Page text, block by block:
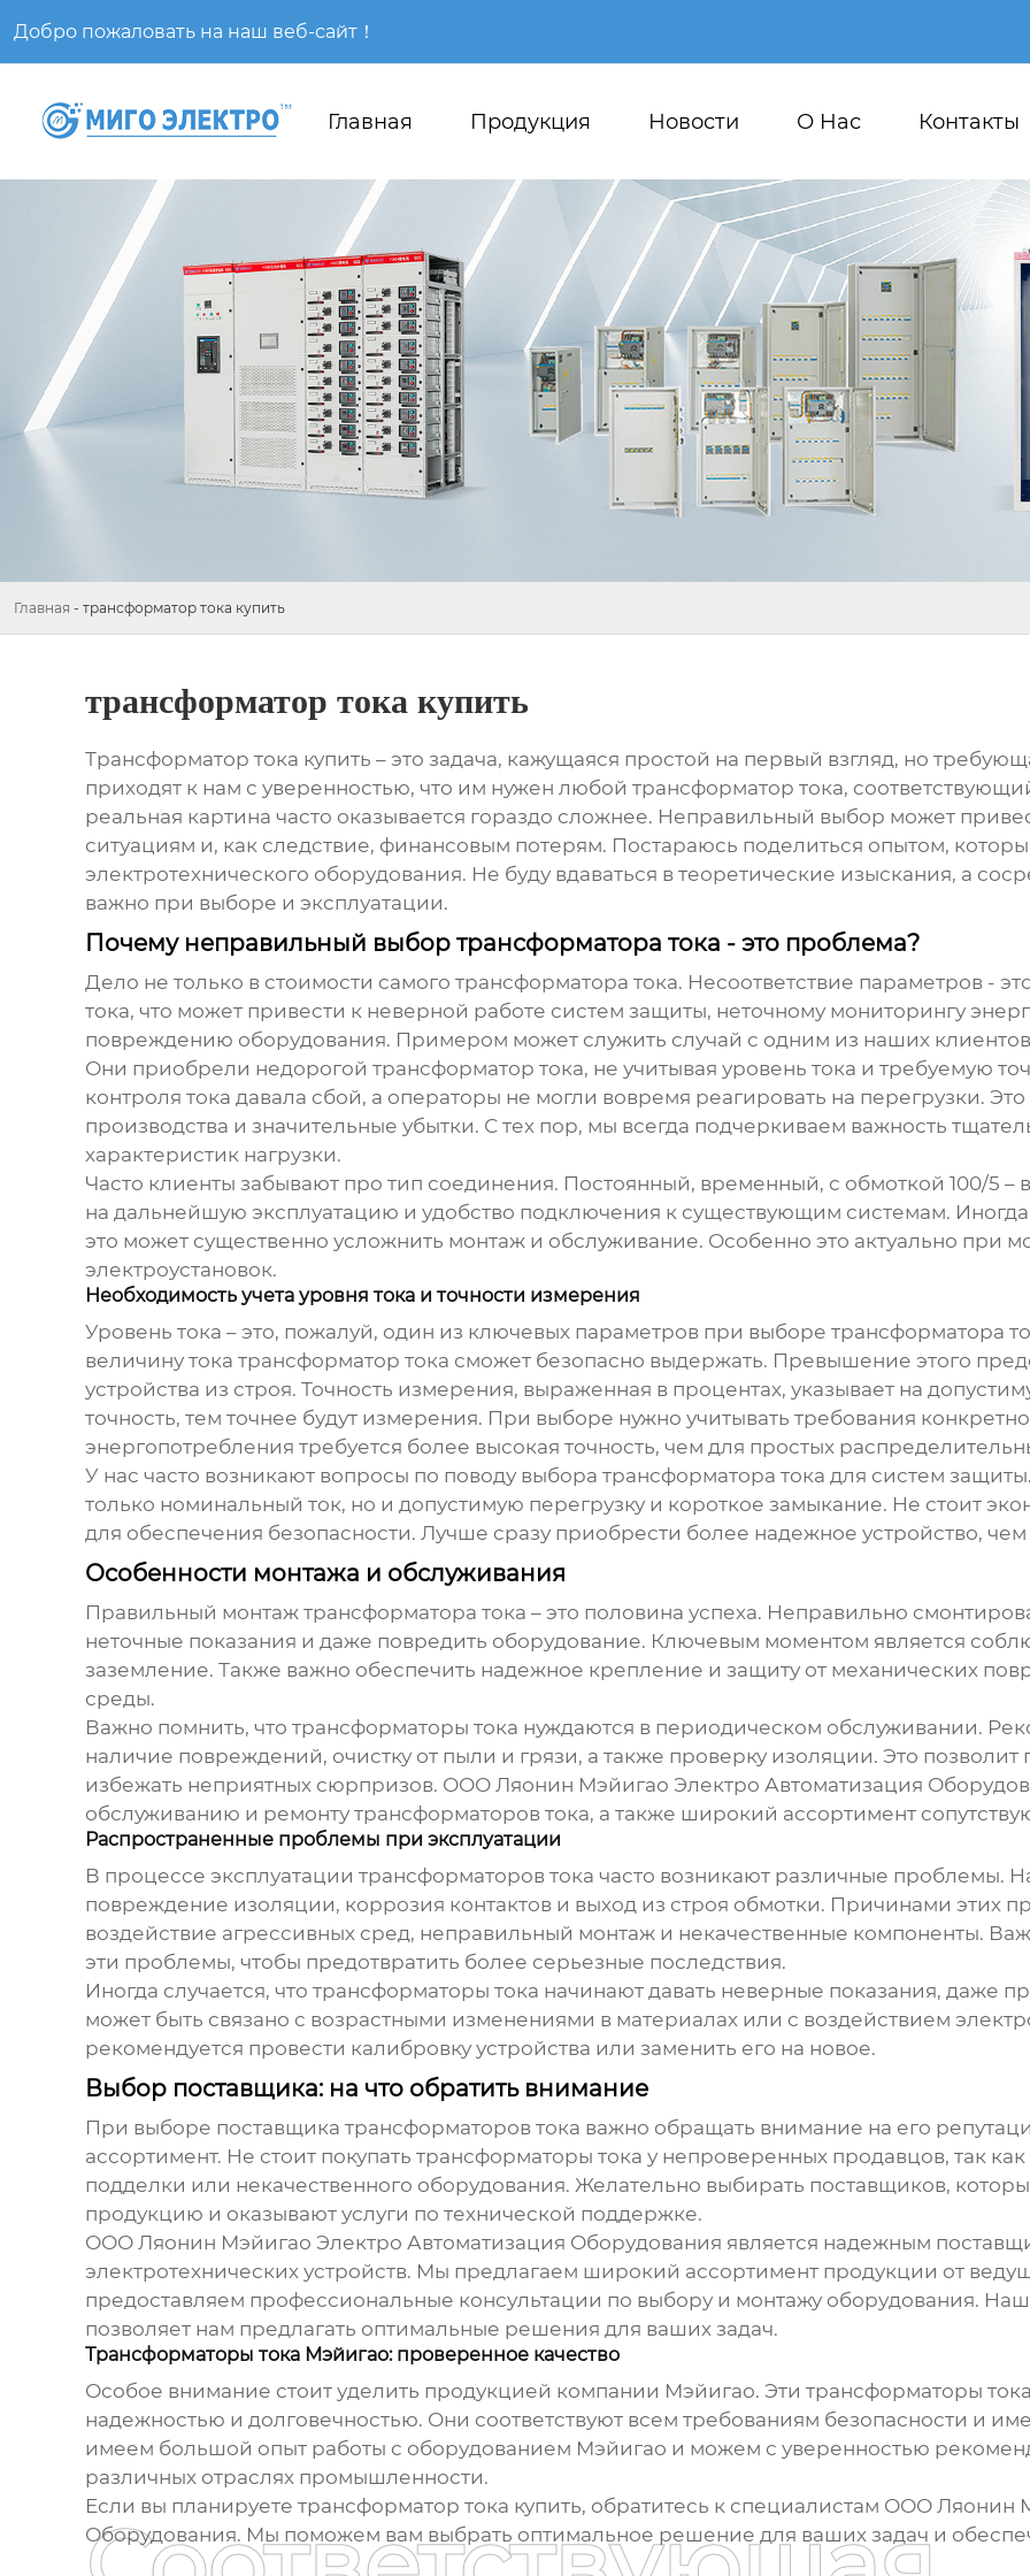
Добро пожаловать на наш веб-сайт！
Главная Продукция Новости О Hас Контакты
Главная - трансформатор тока купить
трансформатор тока купить
Трансформатор тока купить – это задача, кажущаяся простой на первый взгляд, но
приходят к нам с уверенностью, что им нужен любой трансформатор тока,
реальная картина часто оказывается гораздо сложнее. Неправильный выбор может
ситуациям и, как следствие, финансовым потерям. Постараюсь поделиться опытом,
электротехнического оборудования. Не буду вдаваться в теоретические изыскания, а
важно при выборе и эксплуатации.
Почему неправильный выбор трансформатора тока - это проблема?
Дело не только в стоимости самого трансформатора тока. Несоответствие параметров -
тока, что может привести к неверной работе систем защиты, неточному мониторингу
повреждению оборудования. Примером может служить случай с одним из наших
Они приобрели недорогой трансформатор тока, не учитывая уровень тока и требуемую
контроля тока давала сбой, а операторы не могли вовремя реагировать на перегрузки.
производства и значительные убытки. С тех пор, мы всегда подчеркиваем важность
характеристик нагрузки.
Часто клиенты забывают про тип соединения. Постоянный, временный, с обмоткой 100/5
на дальнейшую эксплуатацию и удобство подключения к существующим системам. Иногда
это может существенно усложнить монтаж и обслуживание. Особенно это актуально при
электроустановок.
Необходимость учета уровня тока и точности измерения
Уровень тока – это, пожалуй, один из ключевых параметров при выборе трансформатора
величину тока трансформатор тока сможет безопасно выдержать. Превышение этого
устройства из строя. Точность измерения, выраженная в процентах, указывает на
точность, тем точнее будут измерения. При выборе нужно учитывать требования
энергопотребления требуется более высокая точность, чем для простых
У нас часто возникают вопросы по поводу выбора трансформатора тока для систем
только номинальный ток, но и допустимую перегрузку и короткое замыкание. Не стоит
для обеспечения безопасности. Лучше сразу приобрести более надежное устройство,
Особенности монтажа и обслуживания
Правильный монтаж трансформатора тока – это половина успеха. Неправильно
неточные показания и даже повредить оборудование. Ключевым моментом является
заземление. Также важно обеспечить надежное крепление и защиту от механических
среды.
Важно помнить, что трансформаторы тока нуждаются в периодическом обслуживании.
наличие повреждений, очистку от пыли и грязи, а также проверку изоляции. Это
избежать неприятных сюрпризов. ООО Ляонин Мэйигао Электро Автоматизация
обслуживанию и ремонту трансформаторов тока, а также широкий ассортимент
Распространенные проблемы при эксплуатации
В процессе эксплуатации трансформаторов тока часто возникают различные проблемы.
повреждение изоляции, коррозия контактов и выход из строя обмотки. Причинами этих
воздействие агрессивных сред, неправильный монтаж и некачественные компоненты.
эти проблемы, чтобы предотвратить более серьезные последствия.
Иногда случается, что трансформаторы тока начинают давать неверные показания, даже
может быть связано с возрастными изменениями в материалах или с воздействием
рекомендуется провести калибровку устройства или заменить его на новое.
Выбор поставщика: на что обратить внимание
При выборе поставщика трансформаторов тока важно обращать внимание на его
ассортимент. Не стоит покупать трансформаторы тока у непроверенных продавцов, так
подделки или некачественного оборудования. Желательно выбирать поставщиков,
продукцию и оказывают услуги по технической поддержке.
ООО Ляонин Мэйигао Электро Автоматизация Оборудования является надежным
электротехнических устройств. Мы предлагаем широкий ассортимент продукции от
предоставляем профессиональные консультации по выбору и монтажу оборудования.
позволяет нам предлагать оптимальные решения для ваших задач.
Трансформаторы тока Мэйигао: проверенное качество
Особое внимание стоит уделить продукцией компании Мэйигао. Эти трансформаторы
надежностью и долговечностью. Они соответствуют всем требованиям безопасности и
имеем большой опыт работы с оборудованием Мэйигао и можем с уверенностью
различных отраслях промышленности.
Если вы планируете трансформатор тока купить, обратитесь к специалистам ООО Ляонин
Оборудования. Мы поможем вам выбрать оптимальное решение для ваших задач и